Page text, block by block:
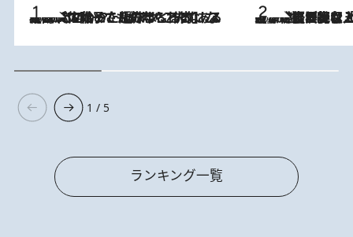
2026.8.5
【阿川佐和子さんの年とる力】なぜ70代で始めた趣味は“こんなに楽しい”のか？ ピアノ、俳句…スランプに陥っても続けられる“ある秘訣”とは 2026.8.5
【なぜ吉沢亮は「気配を消せる」のか？】興行収入208億の『国宝』を経て挑むミュージカル『ディア・エヴァン・ハンセン』。トップ俳優が舞台上でさらけ出した“孤独”とは
1 / 5
ランキング一覧